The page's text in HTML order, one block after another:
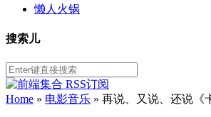
懒人火锅
搜索儿
Home » 电影音乐 » 再说、又说、还说《